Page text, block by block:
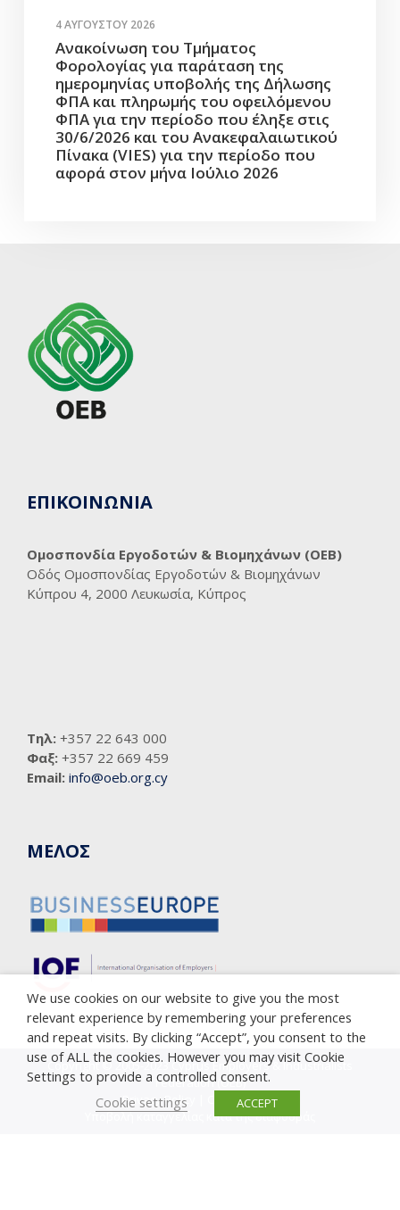
4 ΑΥΓΟΎΣΤΟΥ 2026
Ανακοίνωση του Τμήματος
Φορολογίας για παράταση της
ημερομηνίας υποβολής της Δήλωσης
ΦΠΑ και πληρωμής του οφειλόμενου
ΦΠΑ για την περίοδο που έληξε στις
30/6/2026 και του Ανακεφαλαιωτικού
Πίνακα (VIES) για την περίοδο που
αφορά στον μήνα Ιούλιο 2026
ΕΠΙΚΟΙΝΩΝΙΑ
Ομοσπονδία Εργοδοτών & Βιομηχάνων (ΟΕΒ)
Οδός Ομοσπονδίας Εργοδοτών & Βιομηχάνων
Κύπρου 4, 2000 Λευκωσία, Κύπρος
Τηλ: +357 22 643 000
Φαξ: +357 22 669 459
Email: info@oeb.org.cy
ΜΕΛΟΣ
Copyright © 2005-2023 Cyprus Employers & Industrialists
Federation (OEB)
Privacy Policy
Cookie Policy
Υποβολή καταγγελίας κατά της διαφθοράς
We use cookies on our website to give you the most
relevant experience by remembering your preferences
and repeat visits. By clicking “Accept”, you consent to the
use of ALL the cookies. However you may visit Cookie
Settings to provide a controlled consent.
Cookie settings
ACCEPT